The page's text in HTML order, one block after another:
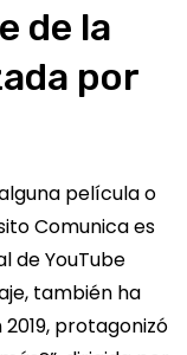
de la
por
película o
Comunica es
de YouTube
también ha
protagonizó